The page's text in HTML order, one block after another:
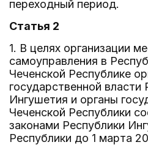
переходный период.
Статья 2
1. В целях организации
самоуправления в
Чеченской Республике
государственной власти
Ингушетия и органы
Чеченской Республики
законами Республики
Республики до 1 марта